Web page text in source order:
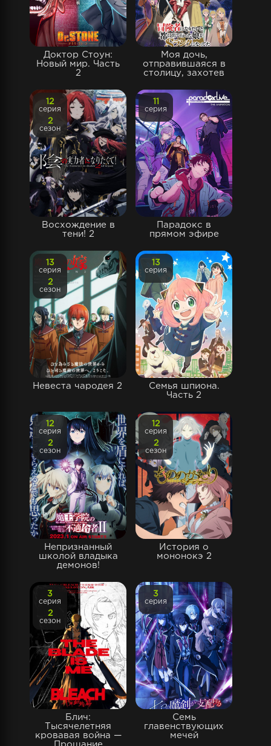
Доктор Стоун:
Новый мир. Часть
2
Моя дочь,
отправившаяся в
столицу, захотев
Восхождение в
тени! 2
12
серия
2
сезон
Парадокс в
прямом эфире
11
серия
Невеста чародея 2
13
серия
2
сезон
Семья шпиона.
Часть 2
13
серия
Непризнанный
школой владыка
демонов!
12
серия
2
сезон
История о
мононокэ 2
12
серия
2
сезон
Блич:
Тысячелетняя
кровавая война —
3
серия
2
сезон
Семь
главенствующих
мечей
3
серия